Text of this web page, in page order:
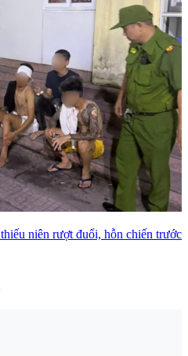
niên rượt đuổi, hỗn chiến trước